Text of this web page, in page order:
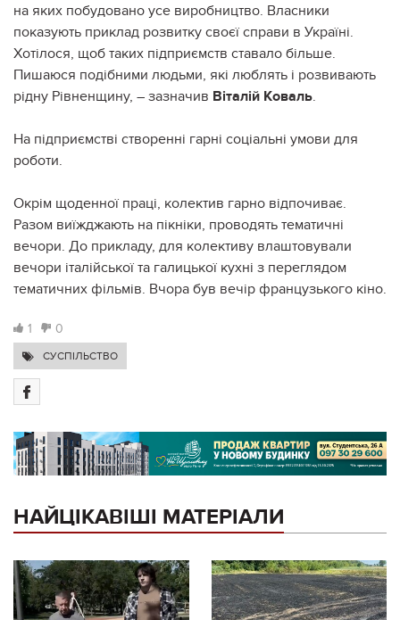
на яких побудовано усе виробництво. Власники
показують приклад розвитку своєї справи в Україні.
Хотілося, щоб таких підприємств ставало більше.
Пишаюся подібними людьми, які люблять і розвивають
рідну Рівненщину, – зазначив Віталій Коваль.
На підприємстві створенні гарні соціальні умови для
роботи.
Окрім щоденної праці, колектив гарно відпочиває.
Разом виїжджають на пікніки, проводять тематичні
вечори. До прикладу, для колективу влаштовували
вечори італійської та галицької кухні з переглядом
тематичних фільмів. Вчора був вечір французького кіно.
1 0
СУСПІЛЬСТВО
НАЙЦІКАВІШІ МАТЕРІАЛИ